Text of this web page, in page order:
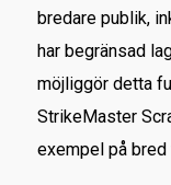
bredare publik,
har begränsad
möjliggör detta
StrikeMaster
exempel på